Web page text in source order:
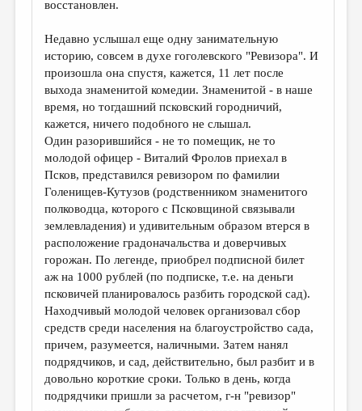
восстановлен.
Недавно услышал еще одну занимательную
историю, совсем в духе гоголевского "Ревизора". И
произошла она спустя, кажется, 11 лет после
выхода знаменитой комедии. Знаменитой - в наше
время, но тогдашний псковский городничий,
кажется, ничего подобного не слышал.
Один разорившийся - не то помещик, не то
молодой офицер - Виталий Фролов приехал в
Псков, представился ревизором по фамилии
Голенищев-Кутузов (родственником знаменитого
полководца, которого с Псковщиной связывали
землевладения) и удивительным образом втерся в
расположение градоначальства и доверчивых
горожан. По легенде, приобрел подписной билет
аж на 1000 рублей (по подписке, т.е. на деньги
псковичей планировалось разбить городской сад).
Находчивый молодой человек организовал сбор
средств среди населения на благоустройство сада,
причем, разумеется, наличными. Затем нанял
подрядчиков, и сад, действительно, был разбит и в
довольно короткие сроки. Только в день, когда
подрядчики пришли за расчетом, г-н "ревизор"